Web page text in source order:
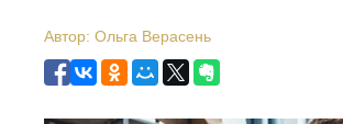
Автор: Ольга Верасень